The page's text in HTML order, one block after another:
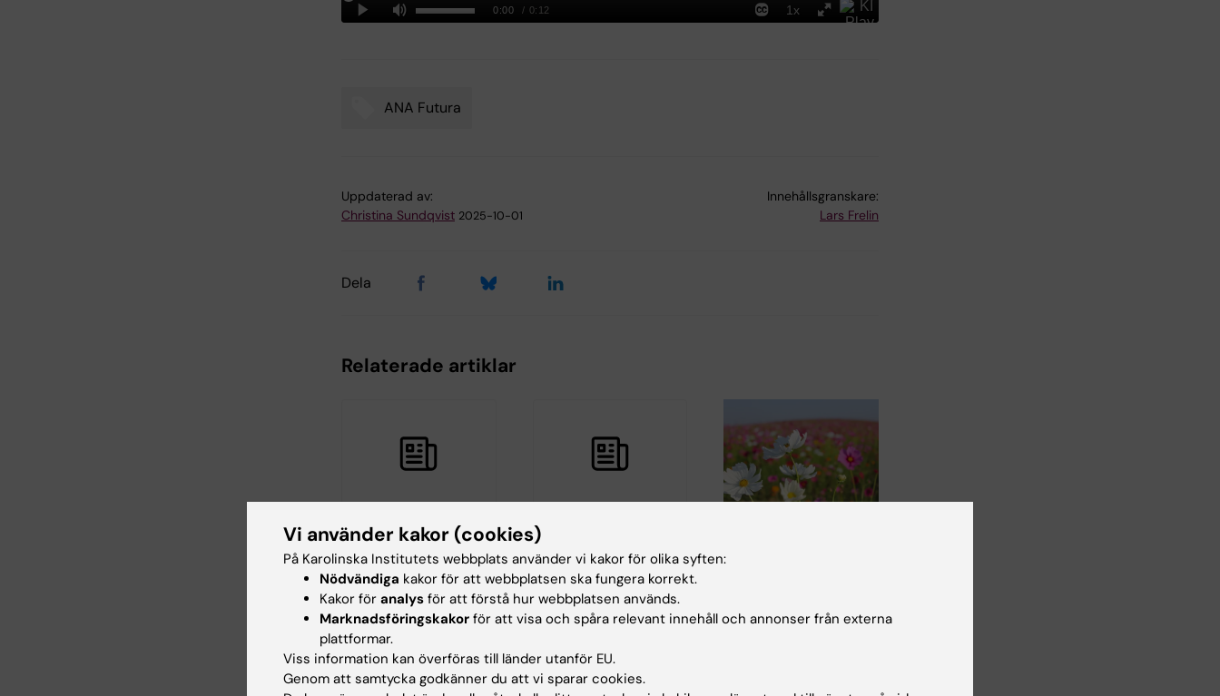
ANA Futura
Uppdaterad av:
Christina Sundqvist 2025-10-01
Innehållsgranskare:
Lars Frelin
Dela
Relaterade artiklar
30 jun 2026
Mottagare av
CIMED medel 2027-
2029 på Labmed
Vi gratulerar de 6
forskare på Labmed
som mottagit
projektbidrag från…
30 jun 2026
NanoPhotometer
NP80 och
torris‑box i ANA
Futura
NanoPhotometer
NP80 instrumentet
för högprecision i
Futuras
sommaren 2026
Vi använder kakor (cookies)
På Karolinska Institutets webbplats använder vi kakor för olika syften:
Nödvändiga kakor för att webbplatsen ska fungera korrekt.
Kakor för analys för att förstå hur webbplatsen används.
Marknadsföringskakor för att visa och spåra relevant innehåll och annonser från externa
plattformar.
Viss information kan överföras till länder utanför EU.
Genom att samtycka godkänner du att vi sparar cookies.